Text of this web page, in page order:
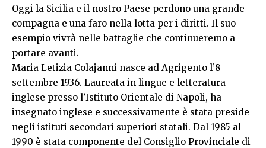
Oggi la Sicilia e il nostro Paese perdono una grande
compagna e una faro nella lotta per i diritti. Il suo
esempio vivrà nelle battaglie che continueremo a
portare avanti.
Maria Letizia Colajanni nasce ad Agrigento l’8
settembre 1936. Laureata in lingue e letteratura
inglese presso l’Istituto Orientale di Napoli, ha
insegnato inglese e successivamente è stata preside
negli istituti secondari superiori statali. Dal 1985 al
1990 è stata componente del Consiglio Provinciale di